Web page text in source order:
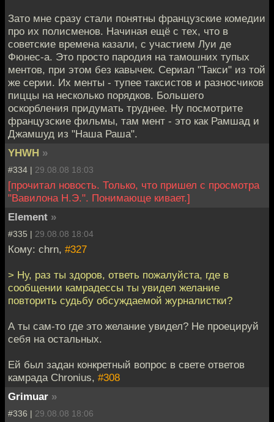
Зато мне сразу стали понятны французские комедии
про их полисменов. Начиная ещё с тех, что в
советские времена казали, с участием Луи де
Фюнес-а. Это просто пародия на тамошних тупых
ментов, при этом без кавычек. Сериал "Такси" из той
же серии. Их менты - тупее таксистов и разносчиков
пиццы на несколько порядков. Большего
оскорбления придумать труднее. Ну посмотрите
французские фильмы, там мент - это как Рамшад и
Джамшуд из "Наша Раша".
YHWH »
#334 | 29.08.08 18:03
[прочитал новость. Только, что пришел с просмотра
"Вавилона Н.Э.". Понимающе кивает.]
Element »
#335 | 29.08.08 18:04
Кому: chrn, #327
> Ну, раз ты здоров, ответь пожалуйста, где в
сообщении камрадессы ты увидел желание
повторить судьбу обсуждаемой журналистки?
А ты сам-то где это желание увидел? Не проецируй
себя на остальных.
Ей был задан конкретный вопрос в свете ответов
камрада Chronius, #308
Grimuar »
#336 | 29.08.08 18:06